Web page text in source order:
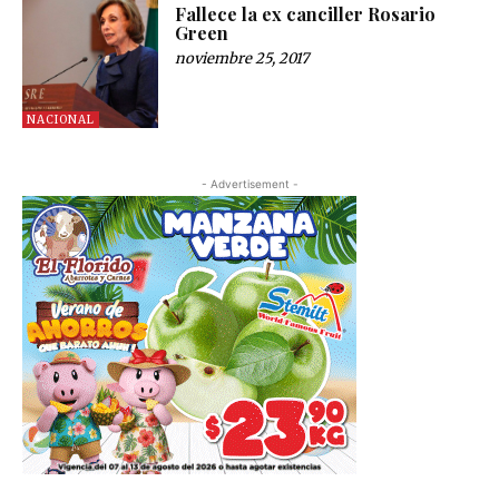
NACIONAL
Fallece la ex canciller Rosario
Green
noviembre 25, 2017
- Advertisement -